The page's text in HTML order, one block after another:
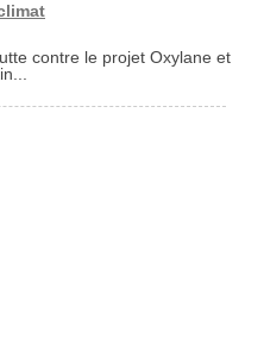
contre le projet Oxylane et